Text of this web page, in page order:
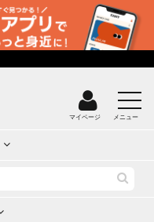
マイページ メニュー